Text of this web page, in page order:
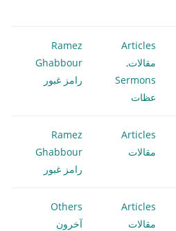
Articles
مقالات,
Sermons
عظات
Ramez
Ghabbour
رامز غبور
Articles
مقالات
Ramez
Ghabbour
رامز غبور
Articles
مقالات
Others
آخرون